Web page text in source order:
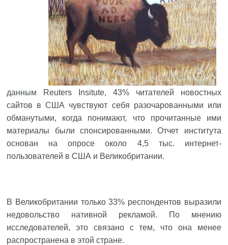
данным Reuters Insitute, 43% читателей новостных
сайтов в США чувствуют себя разочарованными или
обманутыми, когда понимают, что прочитанные ими
материалы были спонсированными. Отчет института
основан на опросе около 4,5 тыс. интернет-
пользователей в США и Великобритании.
В Великобритании только 33% респондентов выразили
недовольство нативной рекламой. По мнению
исследователей, это связано с тем, что она менее
распространена в этой стране.